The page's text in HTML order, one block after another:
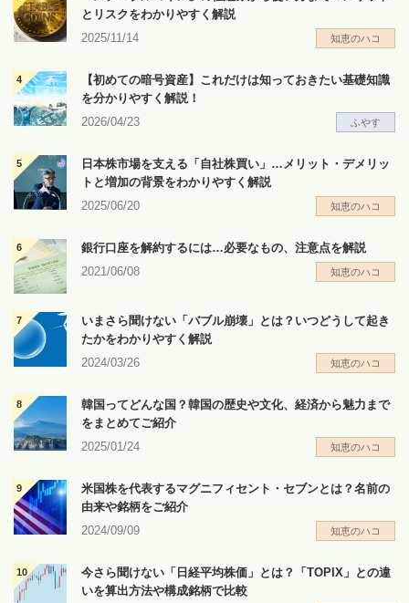
とリスクをわかりやすく解説
2025/11/14
知恵のハコ
【初めての暗号資産】これだけは知っておきたい基礎知識
を分かりやすく解説！
2026/04/23
ふやす
日本株市場を支える「自社株買い」…メリット・デメリッ
トと増加の背景をわかりやすく解説
2025/06/20
知恵のハコ
銀行口座を解約するには…必要なもの、注意点を解説
2021/06/08
知恵のハコ
いまさら聞けない「バブル崩壊」とは？いつどうして起き
たかをわかりやすく解説
2024/03/26
知恵のハコ
韓国ってどんな国？韓国の歴史や文化、経済から魅力まで
をまとめてご紹介
2025/01/24
知恵のハコ
米国株を代表するマグニフィセント・セブンとは？名前の
由来や銘柄をご紹介
2024/09/09
知恵のハコ
今さら聞けない「日経平均株価」とは？「TOPIX」との違
いを算出方法や構成銘柄で比較